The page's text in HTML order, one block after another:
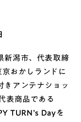
新潟市、代表取締
おかしランドに
きアンテナショッ
表商品である
TURN’s Dayを